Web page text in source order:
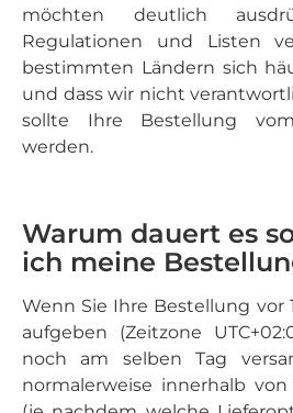
möchten deutlich
Regulationen und Listen
bestimmten Ländern sich
und dass wir nicht
sollte Ihre Bestellung
werden.
Warum dauert es
ich meine
Wenn Sie Ihre Bestellung vor
aufgeben (Zeitzone
noch am selben Tag
normalerweise innerhalb von